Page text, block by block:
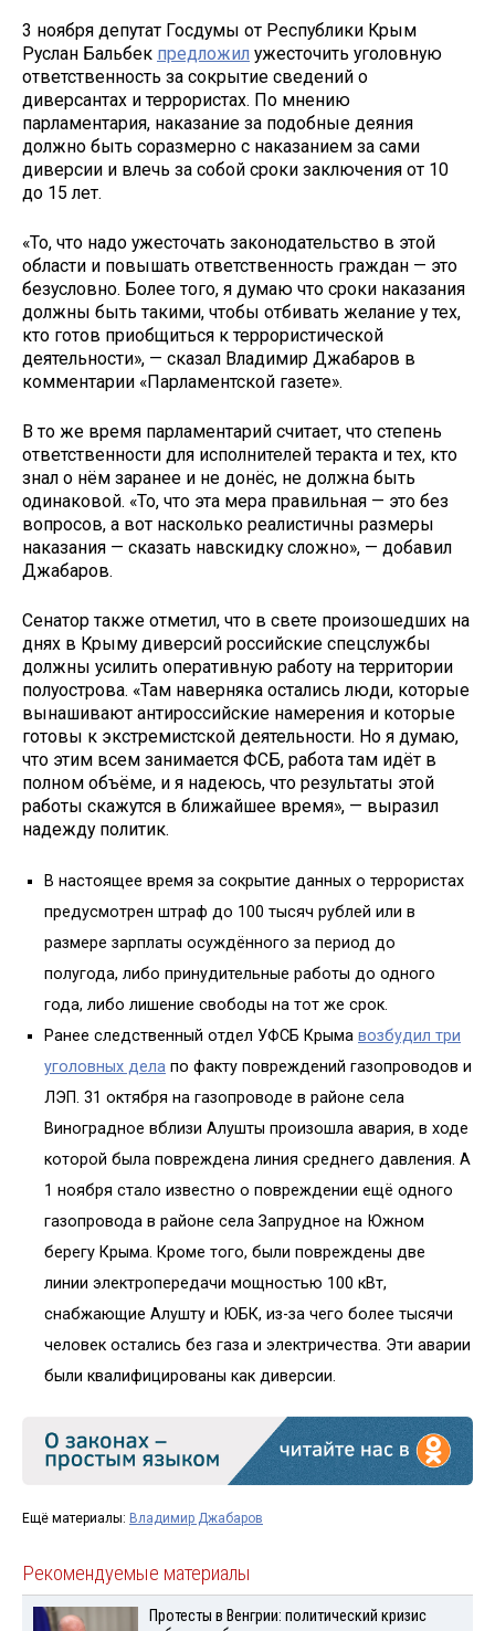
3 ноября депутат Госдумы от Республики Крым
Руслан Бальбек предложил ужесточить уголовную
ответственность за сокрытие сведений о
диверсантах и террористах. По мнению
парламентария, наказание за подобные деяния
должно быть соразмерно с наказанием за сами
диверсии и влечь за собой сроки заключения от 10
до 15 лет.
«То, что надо ужесточать законодательство в этой
области и повышать ответственность граждан — это
безусловно. Более того, я думаю что сроки наказания
должны быть такими, чтобы отбивать желание у тех,
кто готов приобщиться к террористической
деятельности», — сказал Владимир Джабаров в
комментарии «Парламентской газете».
В то же время парламентарий считает, что степень
ответственности для исполнителей теракта и тех, кто
знал о нём заранее и не донёс, не должна быть
одинаковой. «То, что эта мера правильная — это без
вопросов, а вот насколько реалистичны размеры
наказания — сказать навскидку сложно», — добавил
Джабаров.
Сенатор также отметил, что в свете произошедших на
днях в Крыму диверсий российские спецслужбы
должны усилить оперативную работу на территории
полуострова. «Там наверняка остались люди, которые
вынашивают антироссийские намерения и которые
готовы к экстремистской деятельности. Но я думаю,
что этим всем занимается ФСБ, работа там идёт в
полном объёме, и я надеюсь, что результаты этой
работы скажутся в ближайшее время», — выразил
надежду политик.
В настоящее время за сокрытие данных о террористах
предусмотрен штраф до 100 тысяч рублей или в
размере зарплаты осуждённого за период до
полугода, либо принудительные работы до одного
года, либо лишение свободы на тот же срок.
Ранее следственный отдел УФСБ Крыма возбудил три
уголовных дела по факту повреждений газопроводов и
ЛЭП. 31 октября на газопроводе в районе села
Виноградное вблизи Алушты произошла авария, в ходе
которой была повреждена линия среднего давления. А
1 ноября стало известно о повреждении ещё одного
газопровода в районе села Запрудное на Южном
берегу Крыма. Кроме того, были повреждены две
линии электропередачи мощностью 100 кВт,
снабжающие Алушту и ЮБК, из-за чего более тысячи
человек остались без газа и электричества. Эти аварии
были квалифицированы как диверсии.
Ещё материалы: Владимир Джабаров
Рекомендуемые материалы
Протесты в Венгрии: политический кризис